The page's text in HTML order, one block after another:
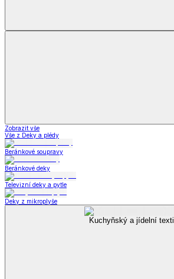
Zobrazit vše
Vše z Deky a plédy
Beránkové soupravy
Beránkové deky
Televizní deky a pytle
Deky z mikroplyše
Kuchyňský a jídelní textil